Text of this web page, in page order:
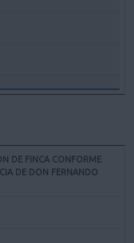
DE FINCA CONFORME
DE DON FERNANDO